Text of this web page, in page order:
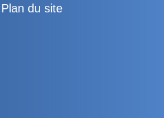
Plan du site